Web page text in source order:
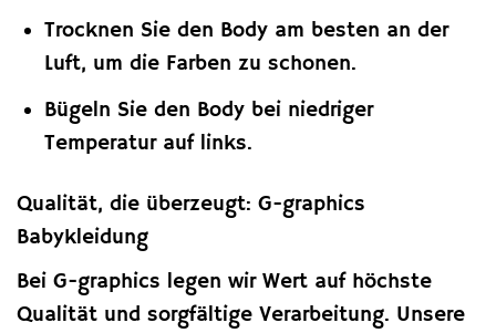
Trocknen Sie den Body am besten an der
Luft, um die Farben zu schonen.
Bügeln Sie den Body bei niedriger
Temperatur auf links.
Qualität, die überzeugt: G-graphics
Babykleidung
Bei G-graphics legen wir Wert auf höchste
Qualität und sorgfältige Verarbeitung. Unsere